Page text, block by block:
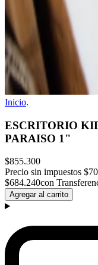
Inicio.
ESCRITORIO
PARAISO 1"
$855.300
Precio sin impuestos
$684.240con
Agregar al carrito